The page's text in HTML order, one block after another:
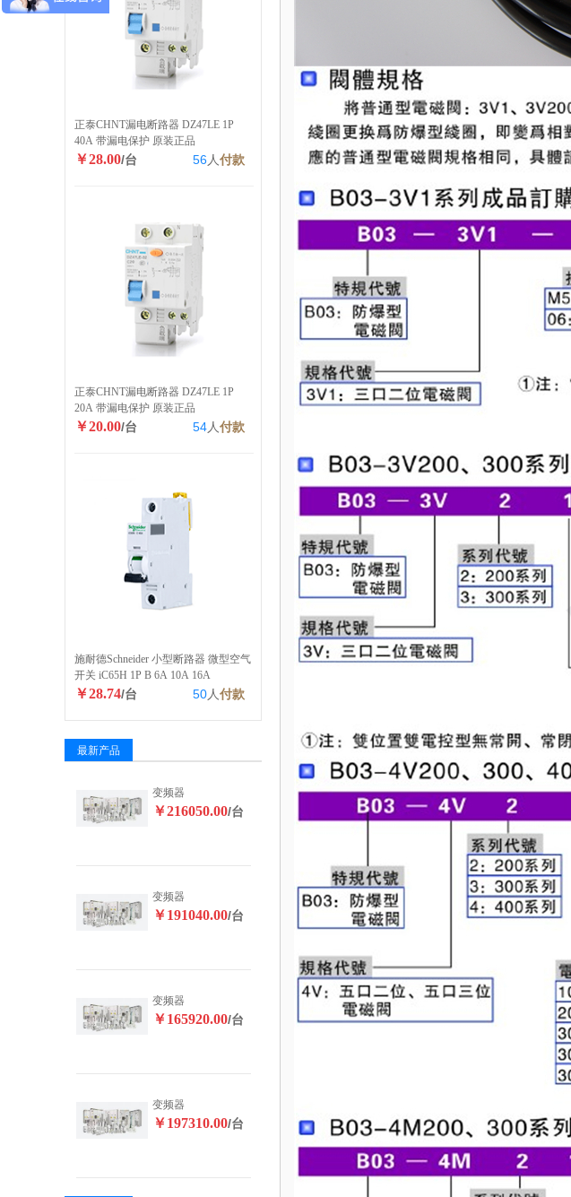
正泰CHNT漏电断路器 DZ47LE 1P
40A 带漏电保护 原装正品
￥28.00/台 56人付款
正泰CHNT漏电断路器 DZ47LE 1P
20A 带漏电保护 原装正品
￥20.00/台 54人付款
施耐德Schneider 小型断路器 微型空气
开关 iC65H 1P B 6A 10A 16A
￥28.74/台 50人付款
最新产品
变频器
￥216050.00/台
变频器
￥191040.00/台
变频器
￥165920.00/台
变频器
￥197310.00/台